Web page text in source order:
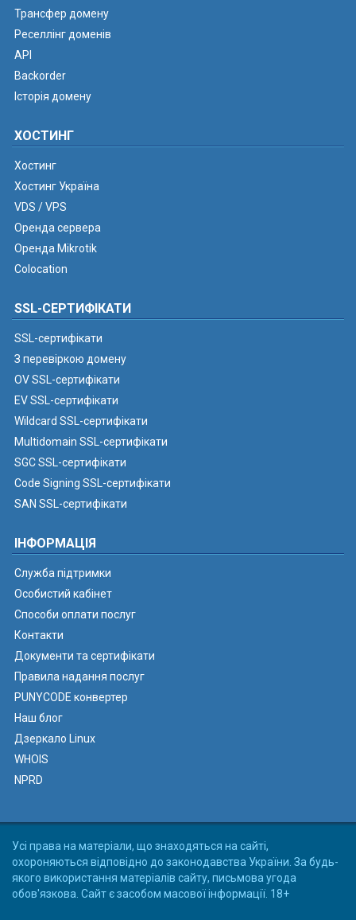
Трансфер домену
Реселлінг доменів
API
Backorder
Історія домену
ХОСТИНГ
Хостинг
Хостинг Україна
VDS / VPS
Оренда сервера
Оренда Mikrotik
Colocation
SSL-СЕРТИФІКАТИ
SSL-сертифікати
З перевіркою домену
OV SSL-сертифікати
EV SSL-сертифікати
Wildcard SSL-сертифікати
Multidomain SSL-сертифікати
SGC SSL-сертифікати
Code Signing SSL-сертифікати
SAN SSL-сертифікати
ІНФОРМАЦІЯ
Служба підтримки
Особистий кабінет
Способи оплати послуг
Контакти
Документи та сертифікати
Правила надання послуг
PUNYCODE конвертер
Наш блог
Дзеркало Linux
WHOIS
NPRD
Усі права на матеріали, що знаходяться на сайті,
охороняються відповідно до законодавства України. За будь-
якого використання матеріалів сайту, письмова угода
обов'язкова. Сайт є засобом масової інформації. 18+